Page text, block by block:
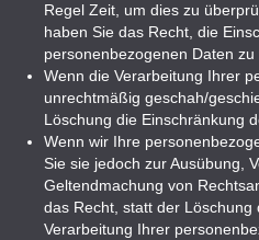
Regel Zeit, um dies zu
haben Sie das Recht, die
personenbezogenen Daten zu
Wenn die Verarbeitung Ihrer
unrechtmäßig geschah/
Löschung die Einschränkung
Wenn wir Ihre
Sie sie jedoch zur Ausübung,
Geltendmachung von
das Recht, statt der Löschung
Verarbeitung Ihrer